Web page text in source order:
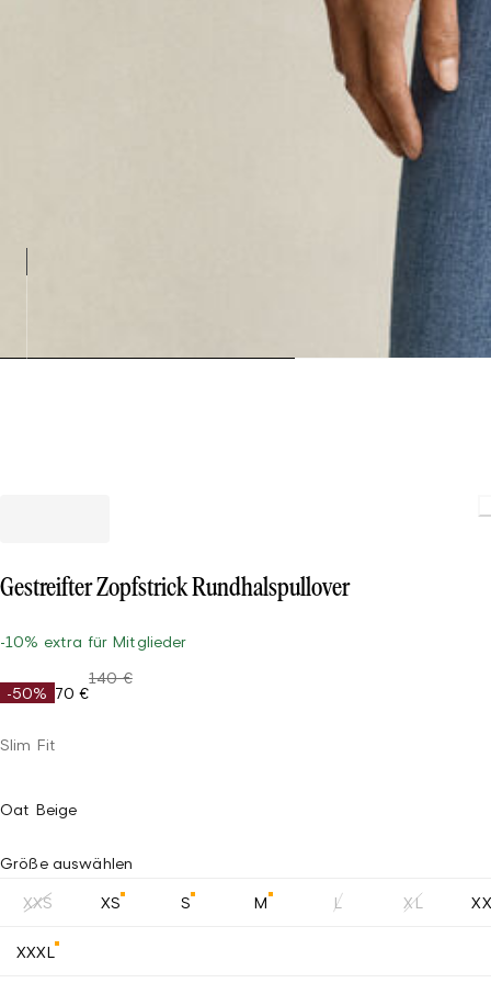
Gestreifter Zopfstrick Rundhalspullover
-10% extra für Mitglieder
-50% 70 €
140 €
Slim Fit
Oat Beige
Größe auswählen
XXS XS S M L XL
XXXL